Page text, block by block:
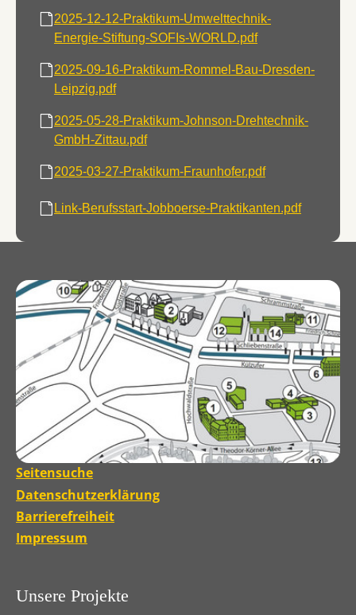
2025-12-12-Praktikum-Umwelttechnik-
Energie-Stiftung-SOFIs-WORLD.pdf
2025-09-16-Praktikum-Rommel-Bau-Dresden-
Leipzig.pdf
2025-05-28-Praktikum-Johnson-Drehtechnik-
GmbH-Zittau.pdf
2025-03-27-Praktikum-Fraunhofer.pdf
Link-Berufsstart-Jobboerse-Praktikanten.pdf
Seitensuche
Datenschutzerklärung
Barrierefreiheit
Impressum
Unsere Projekte